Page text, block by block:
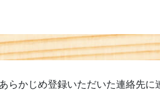
らかじめ登録いただいた連絡先に